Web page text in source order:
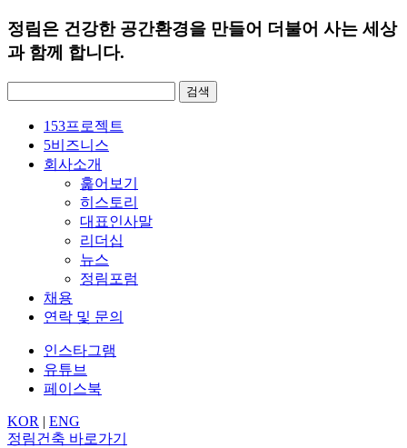
정림은 건강한 공간환경을 만들어 더불어 사는 세상
과 함께 합니다.
153프로젝트
5비즈니스
회사소개
훑어보기
히스토리
대표인사말
리더십
뉴스
정림포럼
채용
연락 및 문의
인스타그램
유튜브
페이스북
KOR | ENG
정림건축 바로가기